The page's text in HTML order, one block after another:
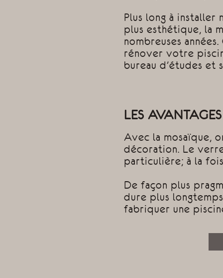
Plus long à
plus esthétique, la
nombreuses
rénover votre
bureau d’études et
LES
Avec la mosaïque,
décoration. Le
particulière; à la
De façon plus
dure plus
fabriquer une